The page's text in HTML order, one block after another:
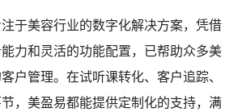
于美容行业的数字化解决方案，凭借
力和灵活的功能配置，已帮助众多美
户管理。在试听课转化、客户追踪、
，美盈易都能提供定制化的支持，满